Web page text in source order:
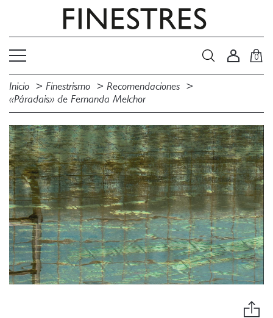
0
Inicio Finestrismo
Recomendaciones
«Páradais» de Fernanda Melchor